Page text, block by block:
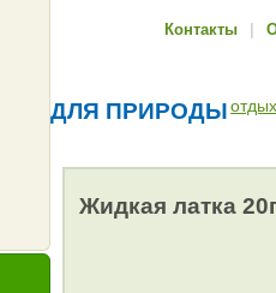
Контакты
ДЛЯ ПРИРОДЫ
Жидкая латка